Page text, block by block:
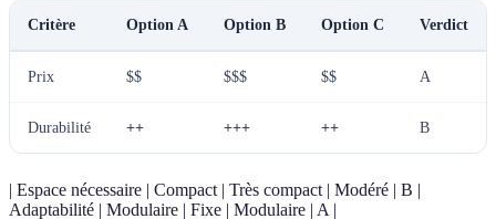
Critère Option A Option B Option C Verdict
Prix $$ $$$ $$ A
Durabilité ++ +++ ++ B
| Espace nécessaire | Compact | Très compact | Modéré | B |
Adaptabilité | Modulaire | Fixe | Modulaire | A |